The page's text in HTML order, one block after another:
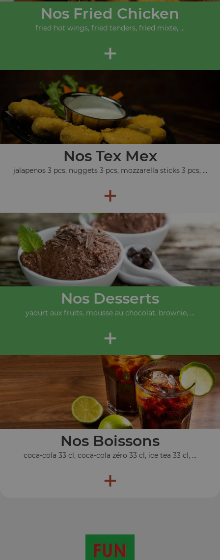
Nos Fried Chicken
fried hot wings, fried tenders, fried mixte, ...
+
Nos Tex Mex
jalapenos 3 pcs, nuggets 3 pcs, mozzarella sticks 3 pcs, ...
+
Nos Desserts
yaourt aux fruits, mousse au chocolat, brownie, ...
+
Nos Boissons
coca-cola 33 cl, coca-cola zéro 33 cl, ice tea 33 cl, ...
+